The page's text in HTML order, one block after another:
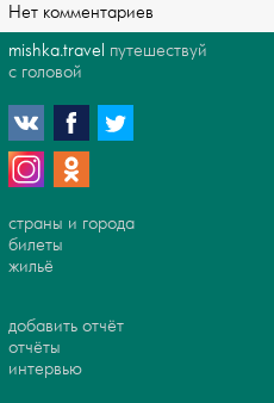
Нет комментариев
mishka.travel путешествуй
с головой
страны и города
билеты
жильё
добавить отчёт
отчёты
интервью